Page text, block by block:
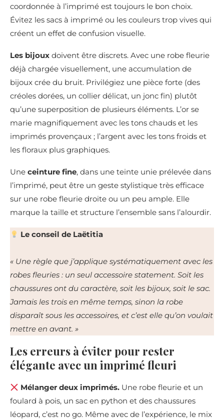
coordonnée à l’imprimé est toujours le bon choix.
Évitez les sacs à imprimé ou les couleurs trop vives qui
créent un effet de confusion visuelle.
Les bijoux doivent être discrets. Avec une robe fleurie
déjà chargée visuellement, une accumulation de
bijoux crée du bruit. Privilégiez une pièce forte (des
créoles dorées, un collier délicat, un jonc fin) plutôt
qu’une superposition de plusieurs éléments. L’or se
marie magnifiquement avec les tons chauds et les
imprimés provençaux ; l’argent avec les tons froids et
les floraux plus graphiques.
Une ceinture fine, dans une teinte unie prélevée dans
l’imprimé, peut être un geste stylistique très efficace
sur une robe fleurie droite ou un peu ample. Elle
marque la taille et structure l’ensemble sans l’alourdir.
Le conseil de Laëtitia
« Une règle que j’applique systématiquement avec les
robes fleuries : un seul accessoire statement. Soit les
chaussures ont du caractère, soit les bijoux, soit le sac.
Jamais les trois en même temps, sinon la robe
disparaît sous les accessoires, et c’est elle qu’on voulait
mettre en avant. »
Les erreurs à éviter pour rester
élégante avec un imprimé fleuri
Mélanger deux imprimés. Une robe fleurie et un
foulard à pois, un sac en python et des chaussures
léopard, c’est no go. Même avec de l’expérience, le mix